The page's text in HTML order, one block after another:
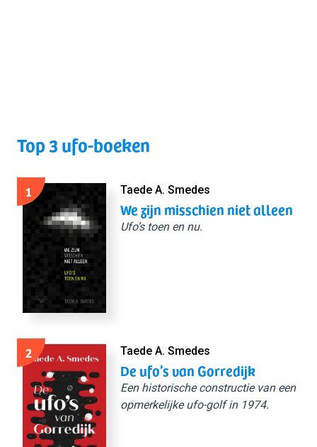
Top 3 ufo-boeken
1 Taede A. Smedes
We zijn misschien niet alleen
Ufo’s toen en nu.
2 Taede A. Smedes
De ufo’s van Gorredijk
Een historische constructie van een
opmerkelijke ufo-golf in 1974.